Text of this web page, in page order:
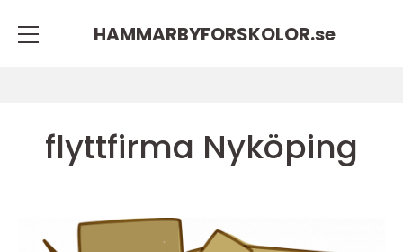
HAMMARBYFORSKOLOR.se
flyttfirma Nyköping